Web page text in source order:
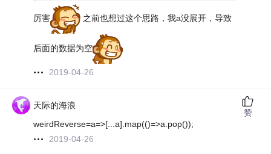
厉害 之前也想过这个思路，我a没展开，导致
后面的数据为空
2019-04-26
天际的海浪
weirdReverse=a=>[...a].map(()=>a.pop());
2019-04-26
赞